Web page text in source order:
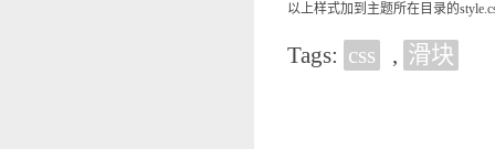
以上样式加到主题所在目录的
Tags: css , 滑块